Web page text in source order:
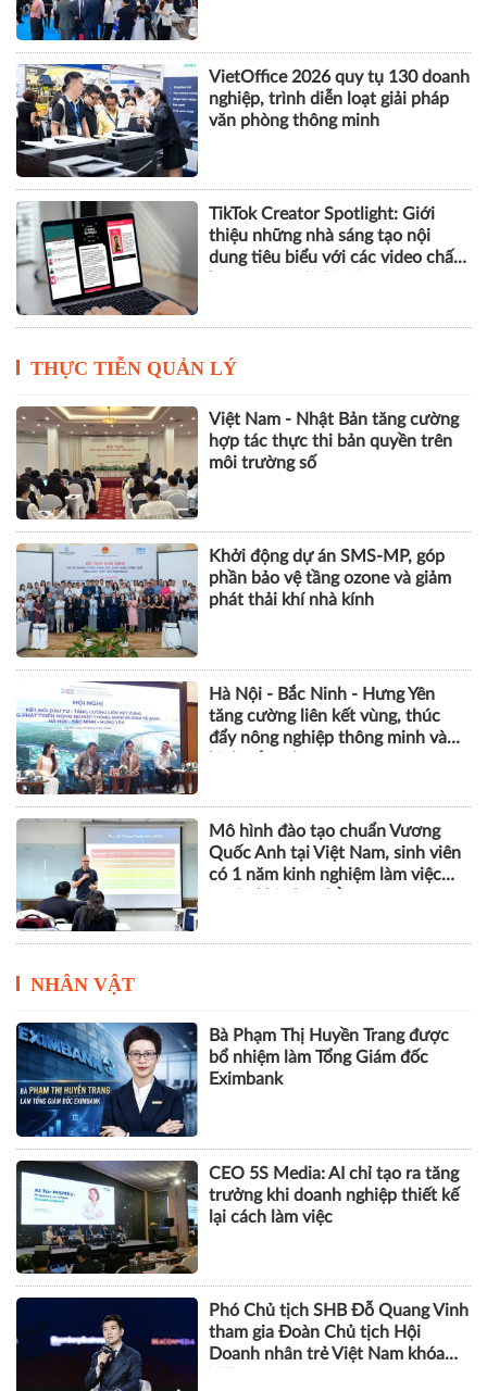
VietOffice 2026 quy tụ 130 doanh
nghiệp, trình diễn loạt giải pháp
văn phòng thông minh
TikTok Creator Spotlight: Giới
thiệu những nhà sáng tạo nội
dung tiêu biểu với các video chất
THỰC TIỄN QUẢN LÝ
Việt Nam - Nhật Bản tăng cường
hợp tác thực thi bản quyền trên
môi trường số
Khởi động dự án SMS-MP, góp
phần bảo vệ tầng ozone và giảm
phát thải khí nhà kính
Hà Nội - Bắc Ninh - Hưng Yên
tăng cường liên kết vùng, thúc
đẩy nông nghiệp thông minh và
Mô hình đào tạo chuẩn Vương
Quốc Anh tại Việt Nam, sinh viên
có 1 năm kinh nghiệm làm việc
NHÂN VẬT
Bà Phạm Thị Huyền Trang được
bổ nhiệm làm Tổng Giám đốc
Eximbank
CEO 5S Media: AI chỉ tạo ra tăng
trưởng khi doanh nghiệp thiết kế
lại cách làm việc
Phó Chủ tịch SHB Đỗ Quang Vinh
tham gia Đoàn Chủ tịch Hội
Doanh nhân trẻ Việt Nam khóa